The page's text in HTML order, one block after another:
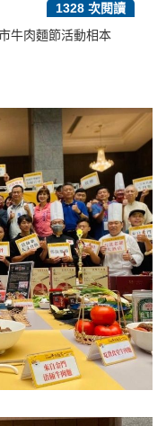
1328 次閱讀
牛肉麵節活動相本